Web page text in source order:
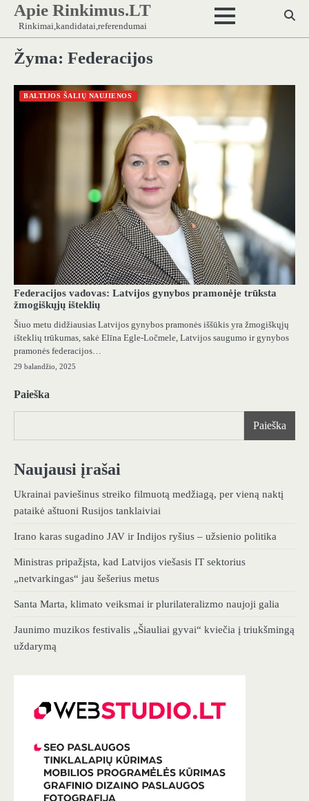
Skip
content
Apie Rinkimus.LT
Rinkimai,kandidatai,referendumai
Žyma: Federacijos
BALTIJOS ŠALIŲ NAUJIENOS
Federacijos vadovas: Latvijos gynybos pramonėje trūksta
žmogiškųjų išteklių
Šiuo metu didžiausias Latvijos gynybos pramonės iššūkis yra žmogiškųjų
išteklių trūkumas, sakė Elīna Egle-Ločmele, Latvijos saugumo ir gynybos
pramonės federacijos…
29 balandžio, 2025
Paieška
Paieška
Naujausi įrašai
Ukrainai paviešinus streiko filmuotą medžiagą, per vieną naktį
pataikė aštuoni Rusijos tanklaiviai
Irano karas sugadino JAV ir Indijos ryšius – užsienio politika
Ministras pripažįsta, kad Latvijos viešasis IT sektorius
„netvarkingas“ jau šešerius metus
Santa Marta, klimato veiksmai ir plurilateralizmo naujoji galia
Jaunimo muzikos festivalis „Šiauliai gyvai“ kviečia į triukšmingą
uždarymą